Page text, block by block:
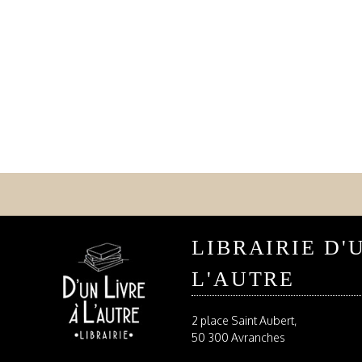
LIBRAIRIE
L'AUTRE
2 place Saint Aubert,
50 300 Avranches